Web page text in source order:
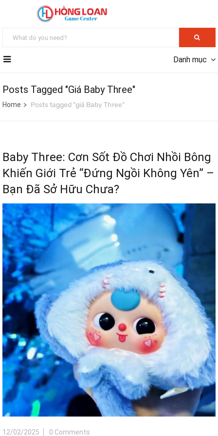
Danh mục
Posts Tagged "giá Baby Three"
Home Posts tagged "giá Baby Three"
Baby Three: Cơn Sốt Đồ Chơi Nhồi Bông
Khiến Giới Trẻ “Đứng Ngồi Không Yên” –
Bạn Đã Sở Hữu Chưa?
12/02/2025 0 Comments